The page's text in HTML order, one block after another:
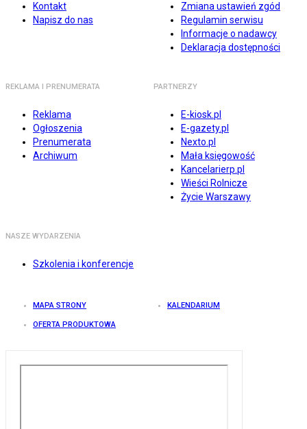
Kontakt
Napisz do nas
Zmiana ustawień zgód
Regulamin serwisu
Informacje o nadawcy
Deklaracja dostępności
REKLAMA I PRENUMERATA
Reklama
Ogłoszenia
Prenumerata
Archiwum
PARTNERZY
E-kiosk.pl
E-gazety.pl
Nexto.pl
Mała księgowość
Kancelarierp.pl
Wieści Rolnicze
Życie Warszawy
NASZE WYDARZENIA
Szkolenia i konferencje
MAPA STRONY KALENDARIUM
OFERTA PRODUKTOWA